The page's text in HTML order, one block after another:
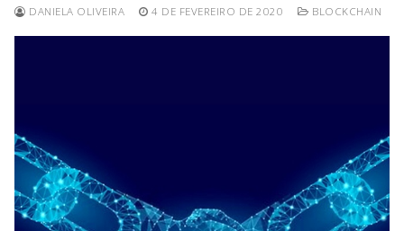
DANIELA OLIVEIRA 4 DE FEVEREIRO DE 2020 BLOCKCHAIN